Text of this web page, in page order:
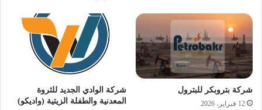
شركة بتروبكر للبترول
12 فبراير، 2026
شركة الوادي الجديد للثروة
المعدنية والطفلة الزيتية (واديكو)